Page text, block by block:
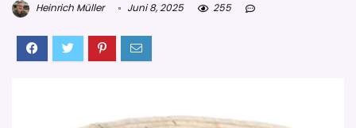
Heinrich Müller Juni 8, 2025 255